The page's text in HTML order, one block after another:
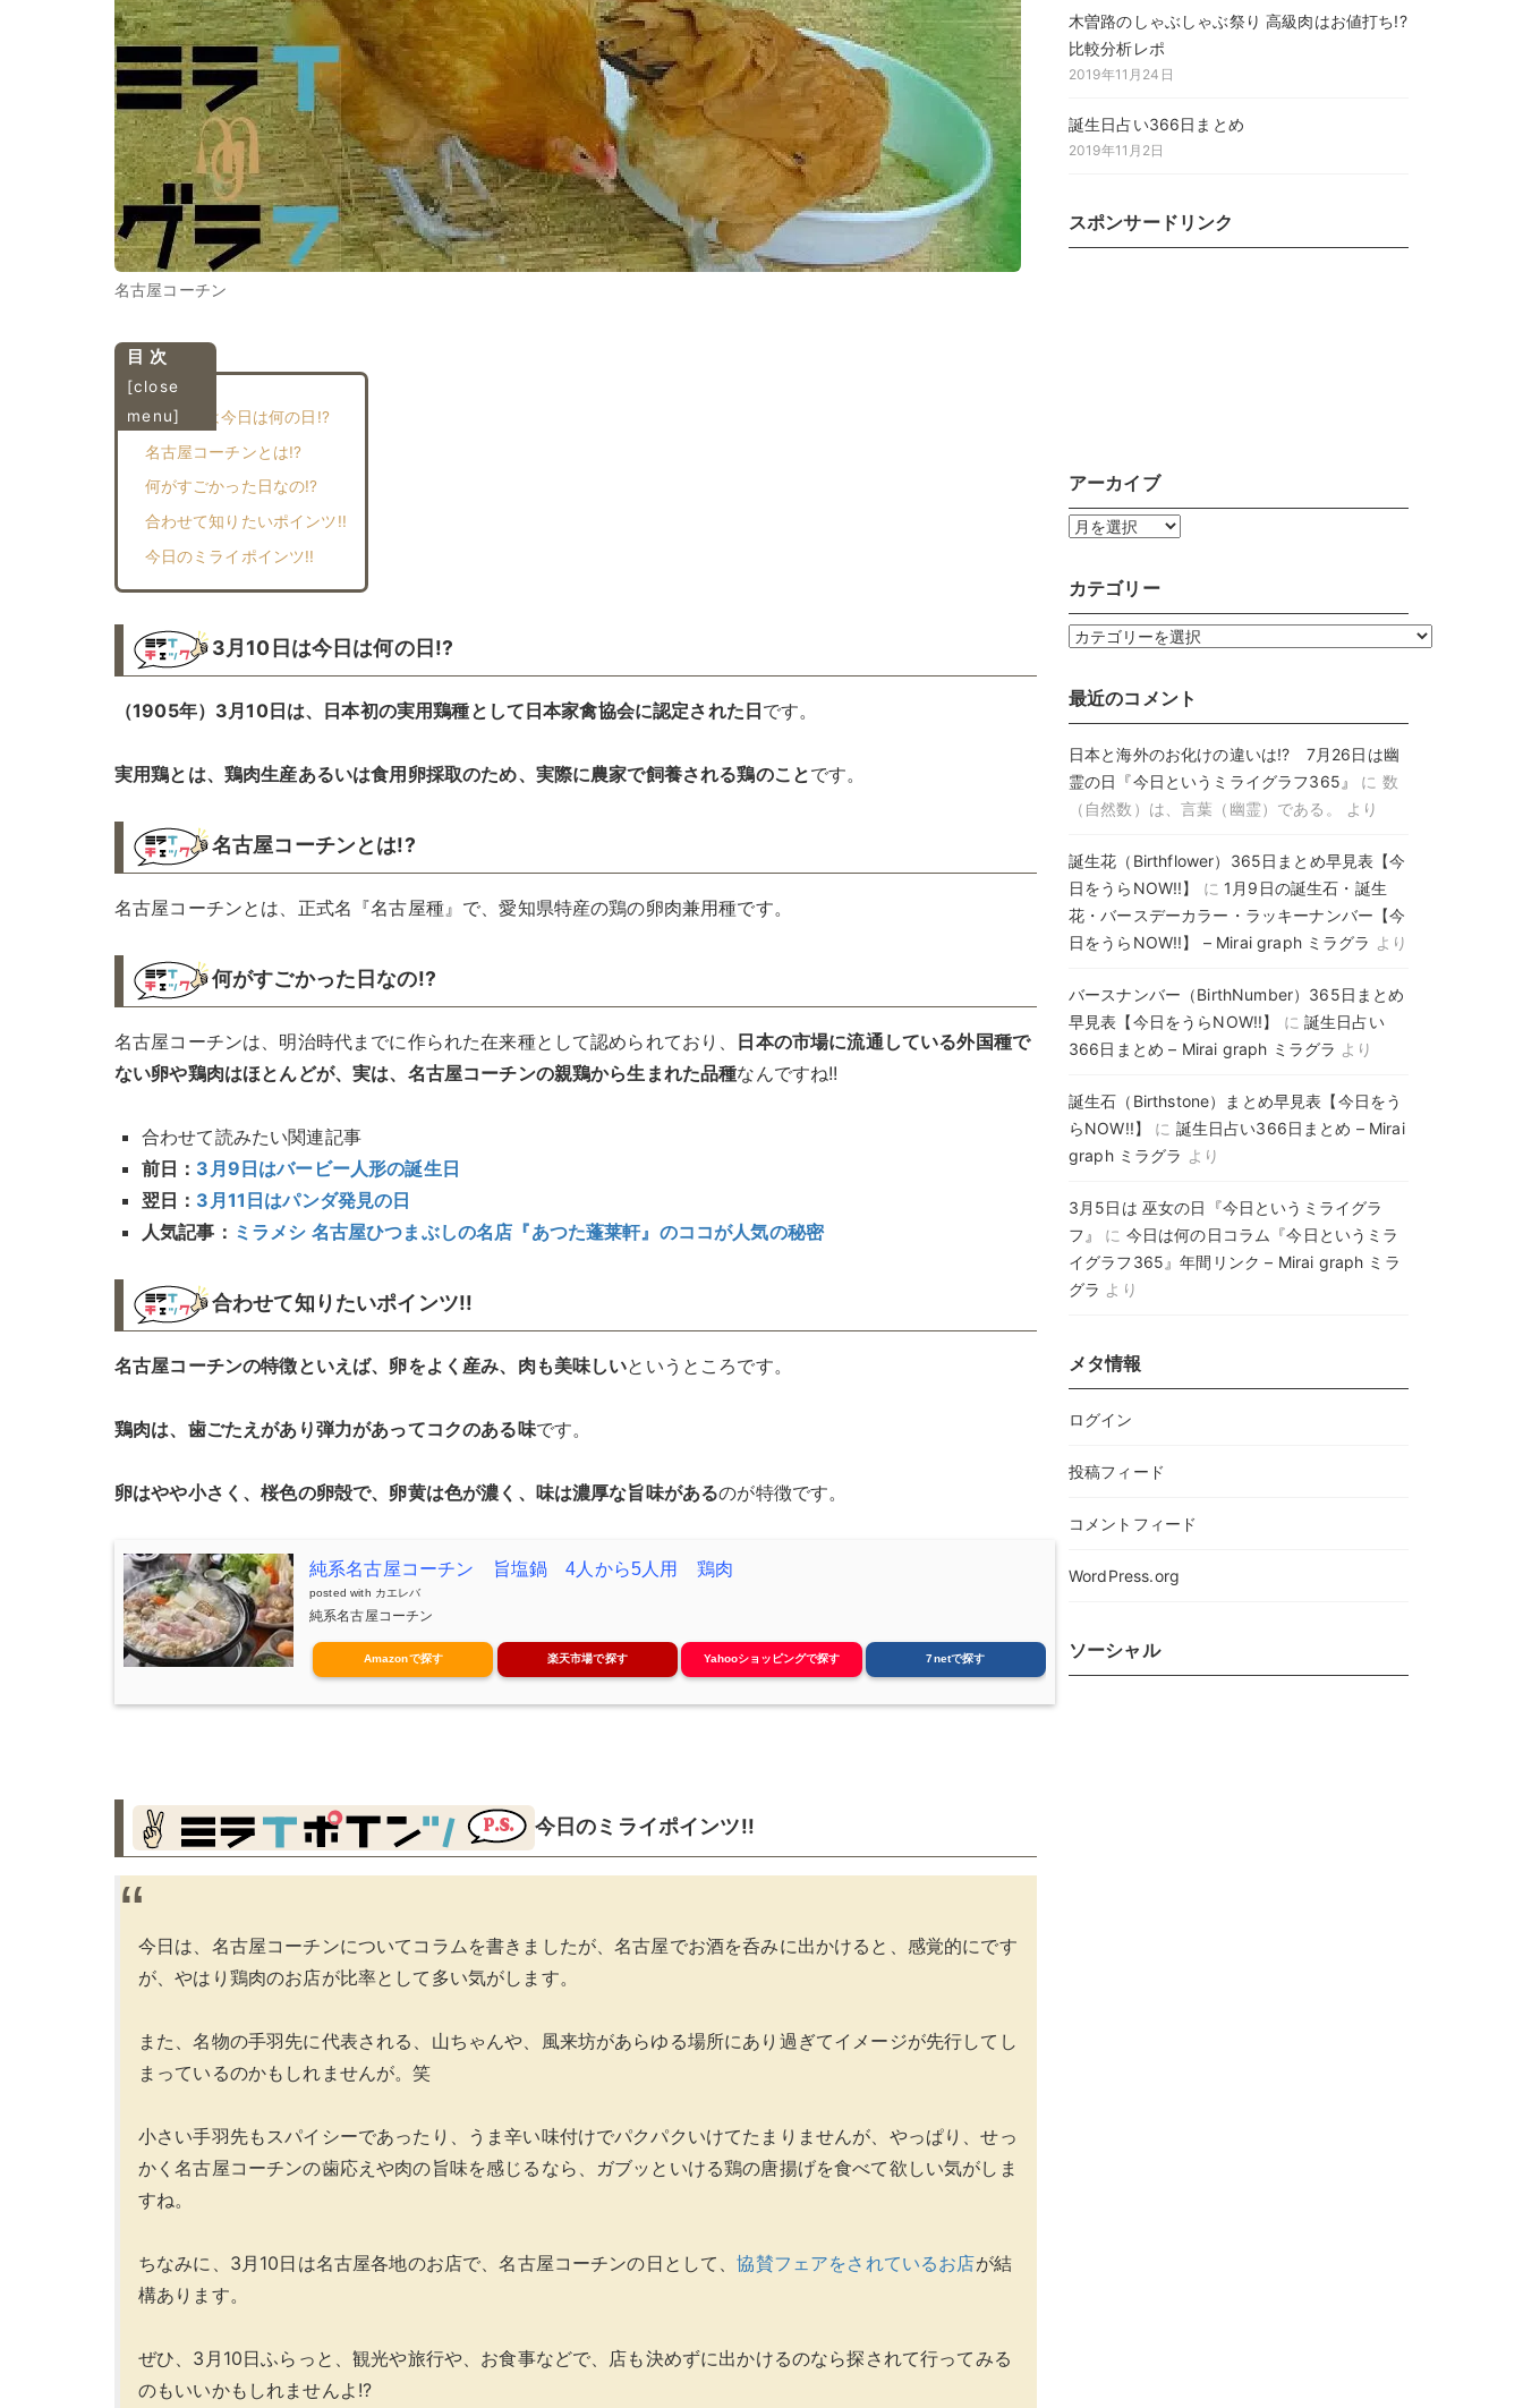
名古屋コーチン
目 次
[close
menu]
3月10日は今日は何の日!?
名古屋コーチンとは!?
何がすごかった日なの!?︎
合わせて知りたいポインツ!!︎
今日のミライポインツ!!︎
3月10日は今日は何の日!?
（1905年）3月10日は、日本初の実用鶏種として日本家禽協会に認定された日です。
実用鶏とは、鶏肉生産あるいは食用卵採取のため、実際に農家で飼養される鶏のことです。
名古屋コーチンとは!?
名古屋コーチンとは、正式名『名古屋種』で、愛知県特産の鶏の卵肉兼用種です。
何がすごかった日なの!?︎
名古屋コーチンは、明治時代までに作られた在来種として認められており、 日本の市場に流通している外国種で
ない卵や鶏肉はほとんどが、実は、名古屋コーチンの親鶏から生まれた品種なんですね!!
合わせて読みたい関連記事
前日： 3月9日はバービー人形の誕生日
翌日： 3月11日はパンダ発見の日
人気記事： ミラメシ 名古屋ひつまぶしの名店『あつた蓬莱軒』のココが人気の秘密
合わせて知りたいポインツ!!︎
名古屋コーチンの特徴といえば、卵をよく産み、肉も美味しいというところです。
鶏肉は、歯ごたえがあり弾力があってコクのある味です。
卵はやや小さく、桜色の卵殻で、卵黄は色が濃く、味は濃厚な旨味があるのが特徴です。
純系名古屋コーチン 旨塩鍋 4人から5人用 鶏肉
posted with カエレバ
純系名古屋コーチン
Amazonで探す 楽天市場で探す Yahooショッピングで探す 7netで探す
今日のミライポインツ!!︎
今日は、名古屋コーチンについてコラムを書きましたが、名古屋でお酒を呑みに出かけると、感覚的にです
が、やはり鶏肉のお店が比率として多い気がします。
また、名物の手羽先に代表される、山ちゃんや、風来坊があらゆる場所にあり過ぎてイメージが先行してし
まっているのかもしれませんが。笑
小さい手羽先もスパイシーであったり、うま辛い味付けでパクパクいけてたまりませんが、やっぱり、せっ
かく名古屋コーチンの歯応えや肉の旨味を感じるなら、ガブッといける鶏の唐揚げを食べて欲しい気がしま
すね。
ちなみに、3月10日は名古屋各地のお店で、名古屋コーチンの日として、協賛フェアをされているお店が結
構あります。
ぜひ、3月10日ふらっと、観光や旅行や、お食事などで、店も決めずに出かけるのなら探されて行ってみる
のもいいかもしれませんよ!?
木曽路のしゃぶしゃぶ祭り 高級肉はお値打ち!?
比較分析レポ
2019年11月24日
誕生日占い366日まとめ
2019年11月2日
スポンサードリンク
アーカイブ
ア
カ
ブ
カテゴリー
カ
ゴ
ー
最近のコメント
日本と海外のお化けの違いは!? 7月26日は幽
霊の日『今日というミライグラフ365』
に 数
（自然数）は、言葉（幽霊）である。
より
誕生花（Birthflower）365日まとめ早見表【今
日をうらNOW!!】
に 1月9日の誕生石・誕生
花・バースデーカラー・ラッキーナンバー【今
日をうらNOW!!】 – Mirai graph ミラグラ より
バースナンバー（BirthNumber）365日まとめ
早見表【今日をうらNOW!!】
に 誕生日占い
366日まとめ – Mirai graph ミラグラ より
誕生石（Birthstone）まとめ早見表【今日をう
らNOW!!】
に 誕生日占い366日まとめ – Mirai
graph ミラグラ より
3月5日は 巫女の日『今日というミライグラ
フ』
に 今日は何の日コラム『今日というミラ
イグラフ365』年間リンク – Mirai graph ミラ
グラ より
メタ情報
ログイン
投稿フィード
コメントフィード
WordPress.org
ソーシャル